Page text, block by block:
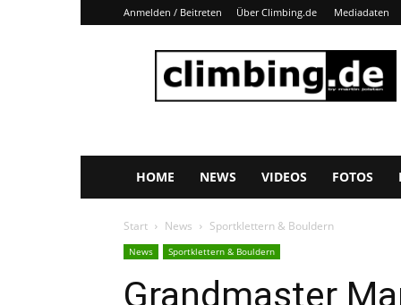
Anmelden / Beitreten Über Climbing.de Mediadaten
Climbing.de
HOME NEWS VIDEOS FOTOS
Start News Sportklettern & Bouldern
News Sportklettern & Bouldern
Grandmaster